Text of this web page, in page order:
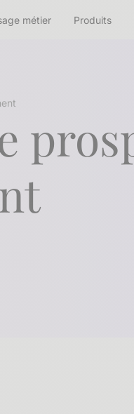
métier Produits